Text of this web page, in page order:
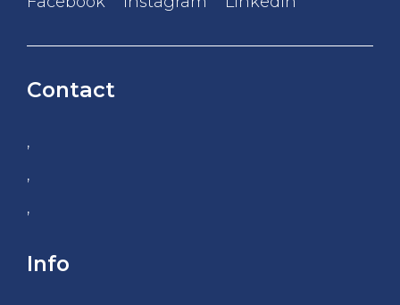
Contact
,
,
,
Info